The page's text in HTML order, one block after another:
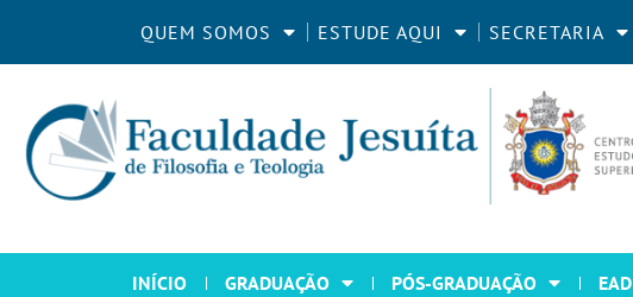
QUEM SOMOS ESTUDE AQUI SECRETARIA
INÍCIO GRADUAÇÃO PÓS-GRADUAÇÃO EAD